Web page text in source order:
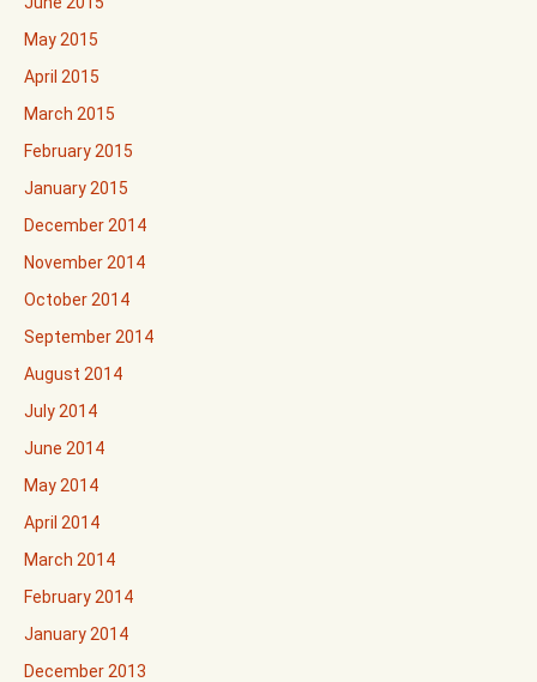
May 2015
April 2015
March 2015
February 2015
January 2015
December 2014
November 2014
October 2014
September 2014
August 2014
July 2014
June 2014
May 2014
April 2014
March 2014
February 2014
January 2014
December 2013